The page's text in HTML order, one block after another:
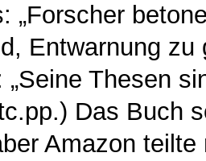
„Forscher
Entwarnung zu
„Seine Thesen
Das Buch
Amazon